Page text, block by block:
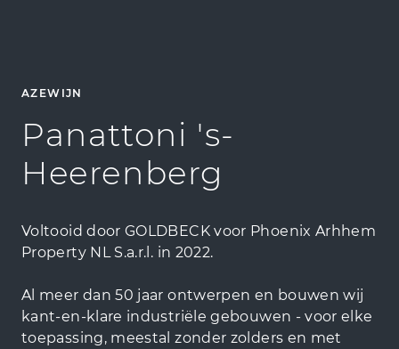
AZEWIJN
Panattoni 's-
Heerenberg
Voltooid door GOLDBECK voor Phoenix Arhhem
Property NL S.a.r.l. in 2022.
Al meer dan 50 jaar ontwerpen en bouwen wij
kant-en-klare industriële gebouwen - voor elke
toepassing, meestal zonder zolders en met